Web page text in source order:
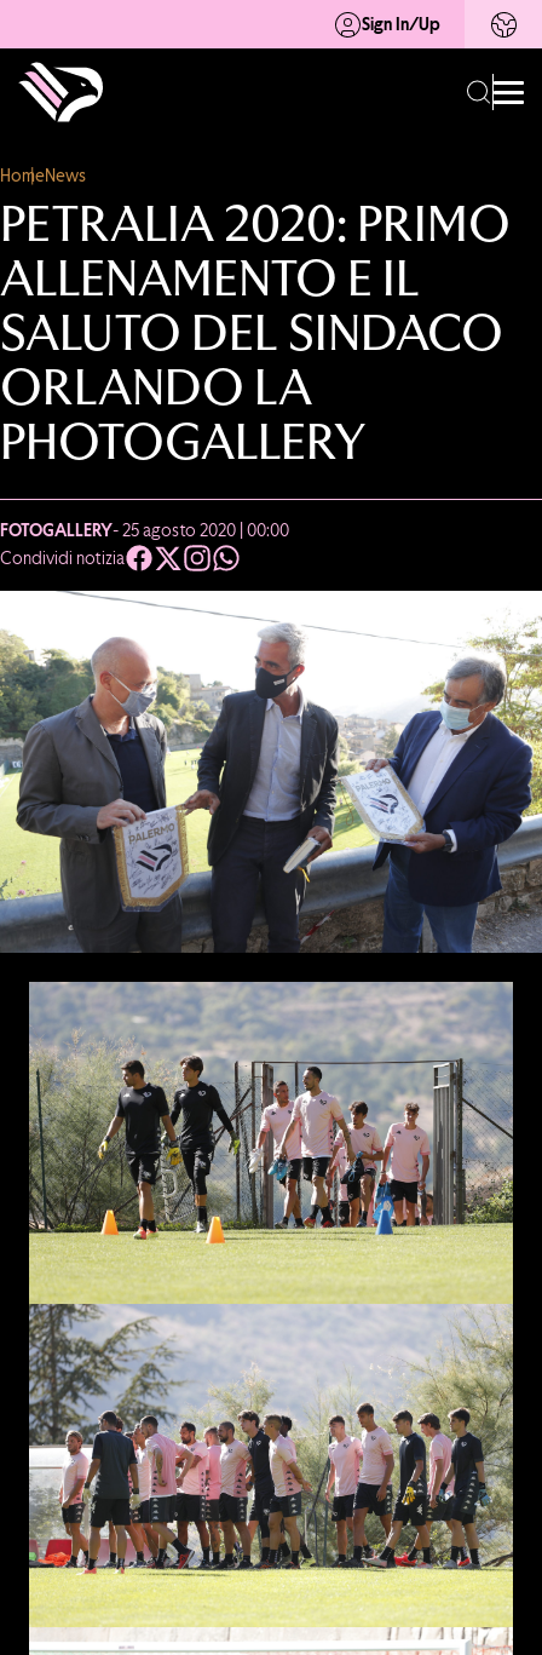
Sign In/Up
HomeNews
PETRALIA 2020: PRIMO
ALLENAMENTO E IL
SALUTO DEL SINDACO
ORLANDO LA
PHOTOGALLERY
FOTOGALLERY- 25 agosto 2020 | 00:00
Condividi notizia